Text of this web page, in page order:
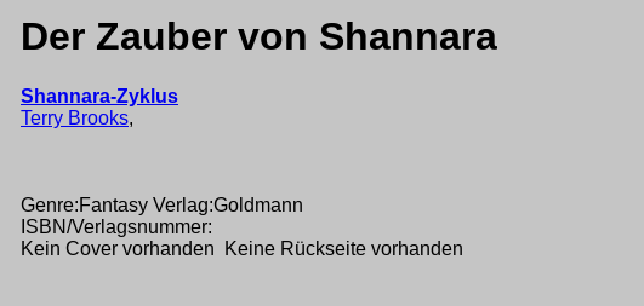
Der Zauber von Shannara
Shannara-Zyklus
Terry Brooks,
Genre:Fantasy Verlag:Goldmann
ISBN/Verlagsnummer:
Kein Cover vorhanden Keine Rückseite vorhanden